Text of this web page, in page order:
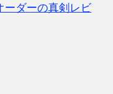
ーダーの真剣レビ